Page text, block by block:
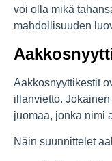
voi olla mikä
mahdollisuuden
Aakkosnyyttikestit
illanvietto.
juomaa, jonka nimi
Näin suunnittelet